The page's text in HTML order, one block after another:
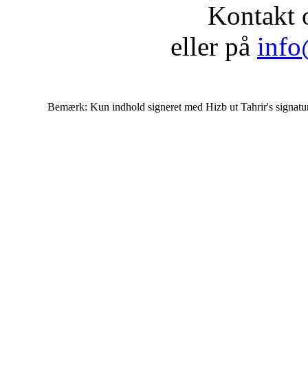
Kontakt
eller på
Bemærk: Kun indhold signeret med Hizb ut Tahrir's